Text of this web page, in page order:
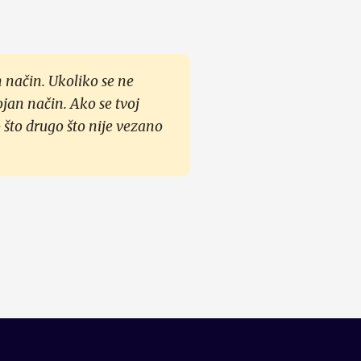
Ukoliko se ne
način. Ako se tvoj
drugo što nije vezano